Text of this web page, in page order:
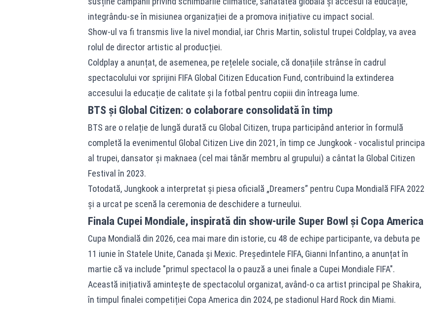
integrându-se în misiunea organizației de a promova inițiative cu impact social.
Show-ul va fi transmis live la nivel mondial, iar Chris Martin, solistul trupei Coldplay, va avea
rolul de director artistic al producției.
Coldplay a anunțat, de asemenea, pe rețelele sociale, că donațiile strânse în cadrul
spectacolului vor sprijini FIFA Global Citizen Education Fund, contribuind la extinderea
accesului la educație de calitate și la fotbal pentru copiii din întreaga lume.
BTS și Global Citizen: o colaborare consolidată în timp
BTS are o relație de lungă durată cu Global Citizen, trupa participând anterior în formulă
completă la evenimentul Global Citizen Live din 2021, în timp ce Jungkook - vocalistul principal
al trupei, dansator și maknaea (cel mai tânăr membru al grupului) a cântat la Global Citizen
Festival în 2023.
Totodată, Jungkook a interpretat și piesa oficială „Dreamers” pentru Cupa Mondială FIFA 2022
și a urcat pe scenă la ceremonia de deschidere a turneului.
Finala Cupei Mondiale, inspirată din show-urile Super Bowl și Copa America
Cupa Mondială din 2026, cea mai mare din istorie, cu 48 de echipe participante, va debuta pe
11 iunie în Statele Unite, Canada și Mexic. Președintele FIFA, Gianni Infantino, a anunțat în
martie că va include "primul spectacol la o pauză a unei finale a Cupei Mondiale FIFA".
Această inițiativă amintește de spectacolul organizat, având-o ca artist principal pe Shakira,
în timpul finalei competiției Copa America din 2024, pe stadionul Hard Rock din Miami.